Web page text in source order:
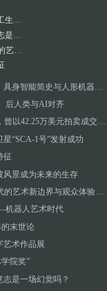
张海涛︱智生万物：人工生命艺术演化的生态档案
后人类与AI对齐
AI艺术品版权起争议，曾以42.25万美元拍卖成交的AI绘画成泡沫？
“SCA-1号”发射成功
征
风景成为未来的生存
对话︱何桂彦：AI时代的艺术新边界与观众体验探索
器人艺术时代
的末世论
艺术作品展
院奖”
志是一场幻觉吗？